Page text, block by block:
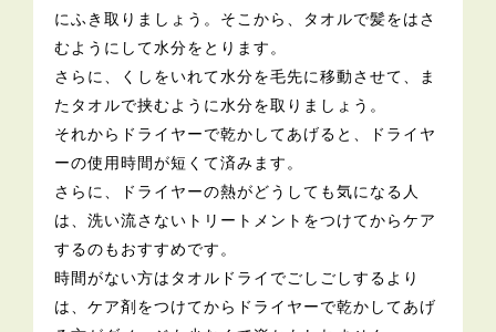
にふき取りましょう。そこから、タオルで髪をはさ
むようにして水分をとります。
さらに、くしをいれて水分を毛先に移動させて、ま
たタオルで挟むように水分を取りましょう。
それからドライヤーで乾かしてあげると、ドライヤ
ーの使用時間が短くて済みます。
さらに、ドライヤーの熱がどうしても気になる人
は、洗い流さないトリートメントをつけてからケア
するのもおすすめです。
時間がない方はタオルドライでごしごしするより
は、ケア剤をつけてからドライヤーで乾かしてあげ